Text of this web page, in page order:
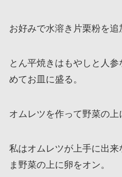
お好みで水溶き片栗粉を追
とん平焼きはもやしと人
めてお皿に盛る。
オムレツを作って野菜の上
私はオムレツが上手に出来
ま野菜の上に卵をオン。